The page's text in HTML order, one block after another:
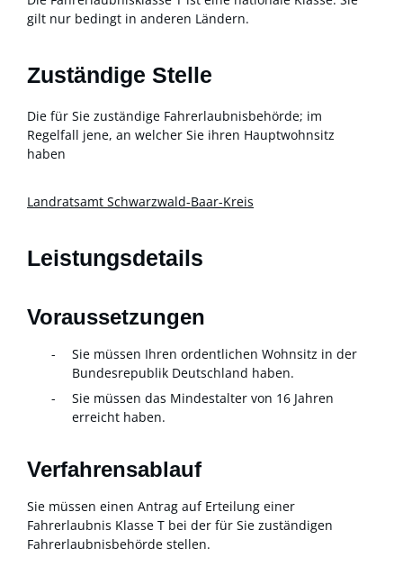
gilt nur bedingt in anderen Ländern.
Zuständige Stelle
Die für Sie zuständige Fahrerlaubnisbehörde; im
Regelfall jene, an welcher Sie ihren Hauptwohnsitz
haben
Landratsamt Schwarzwald-Baar-Kreis
Leistungsdetails
Voraussetzungen
Sie müssen Ihren ordentlichen Wohnsitz in der
Bundesrepublik Deutschland haben.
Sie müssen das Mindestalter von 16 Jahren
erreicht haben.
Verfahrensablauf
Sie müssen einen Antrag auf Erteilung einer
Fahrerlaubnis Klasse T bei der für Sie zuständigen
Fahrerlaubnisbehörde stellen.